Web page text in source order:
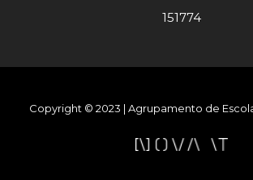
151774
Copyright © 2023 | Agrupamento de